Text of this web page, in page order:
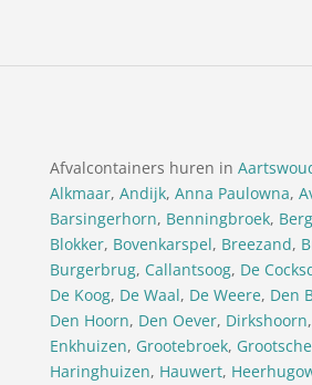
Afvalcontainers huren in
Alkmaar, Andijk, Anna Paulowna,
Barsingerhorn, Benningbroek,
Blokker, Bovenkarspel, Breezand,
Burgerbrug, Callantsoog, De
De Koog, De Waal, De Weere, Den
Den Hoorn, Den Oever, Dirkshoorn,
Enkhuizen, Grootebroek,
Haringhuizen, Hauwert,